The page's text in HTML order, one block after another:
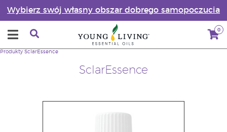
Wybierz swój własny obszar dobrego samopoczucia
0
SclarEssence
Produkty SclarEssence